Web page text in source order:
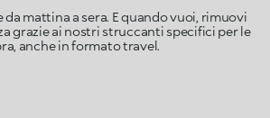
mattina a sera. E quando vuoi, rimuovi
grazie ai nostri struccanti specifici per le
anche in formato travel.